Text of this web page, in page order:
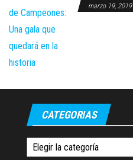
marzo 19, 2019
CATEGORIAS
Categorias